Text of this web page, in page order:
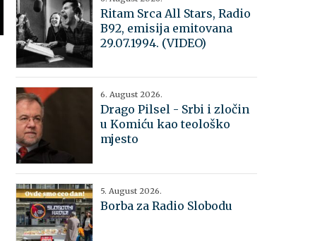
Ritam Srca All Stars, Radio
B92, emisija emitovana
29.07.1994. (VIDEO)
6. August 2026.
Drago Pilsel - Srbi i zločin
u Komiću kao teološko
mjesto
5. August 2026.
Borba za Radio Slobodu